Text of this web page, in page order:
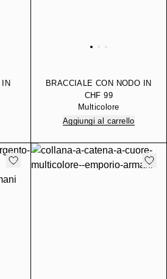
IN
BRACCIALE CON NODO IN
ARGENTO STERLING
CHF 99
Multicolore
Aggiungi al carrello